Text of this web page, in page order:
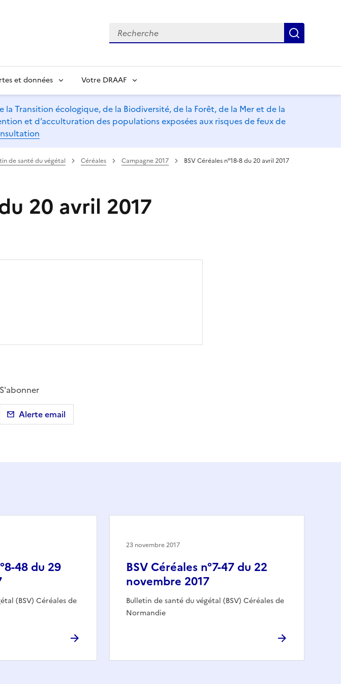
Recherche
et données Votre DRAAF
la Transition écologique, de la Biodiversité, de la Forêt, de la Mer et de la
et d’acculturation des populations exposées aux risques de feux de
de santé du végétal Céréales Campagne 2017 BSV Céréales n°18-8 du 20 avril 2017
20 avril 2017
papier
S'abonner
Alerte email
48 du 29
(BSV) Céréales de
BSV Céréales n°7-47 du 22
novembre 2017
Bulletin de santé du végétal (BSV) Céréales de
Normandie
23 novembre 2017